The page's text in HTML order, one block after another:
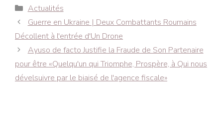
Catégories
Actualités
Navigation
des
articles
Guerre en Ukraine | Deux Combattants Roumains
Décollent à l'entrée d'Un Drone
Ayuso de facto Justifie la Fraude de Son Partenaire
pour être «Quelqu'un qui Triomphe, Prospère, à Qui nous
dévelsuivre par le biaisé de l'agence fiscale»